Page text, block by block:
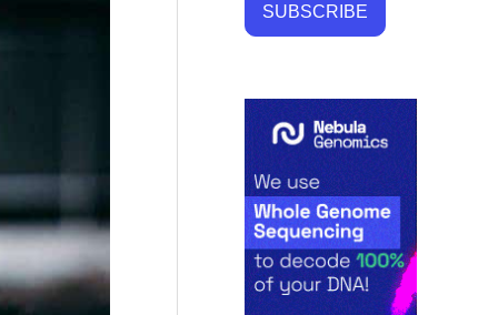
SUBSCRIBE